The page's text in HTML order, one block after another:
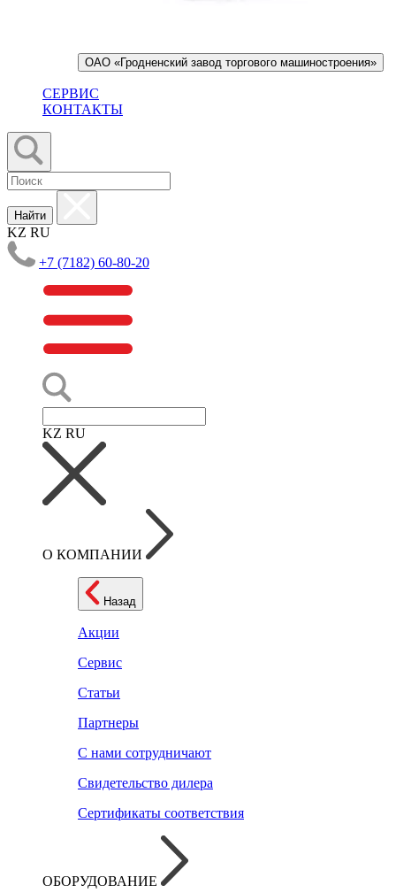
ОАО «Гродненский завод торгового машиностроения»
СЕРВИС
КОНТАКТЫ
Найти
KZ RU
+7 (7182) 60-80-20
KZ RU
О КОМПАНИИ
Назад
Акции
Сервис
Статьи
Партнеры
С нами сотрудничают
Свидетельство дилера
Сертификаты соответствия
ОБОРУДОВАНИЕ